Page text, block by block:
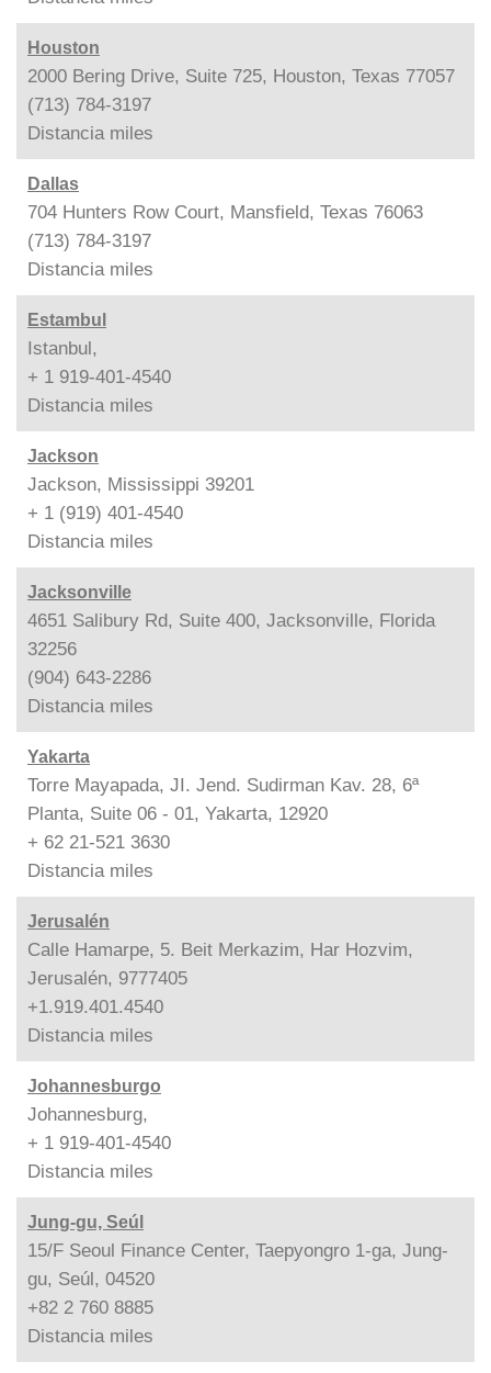
Houston
2000 Bering Drive, Suite 725, Houston, Texas 77057
(713) 784-3197
Distancia miles
Dallas
704 Hunters Row Court, Mansfield, Texas 76063
(713) 784-3197
Distancia miles
Estambul
Istanbul,
+ 1 919-401-4540
Distancia miles
Jackson
Jackson, Mississippi 39201
+ 1 (919) 401-4540
Distancia miles
Jacksonville
4651 Salibury Rd, Suite 400, Jacksonville, Florida
32256
(904) 643-2286
Distancia miles
Yakarta
Torre Mayapada, JI. Jend. Sudirman Kav. 28, 6ª
Planta, Suite 06 - 01, Yakarta, 12920
+ 62 21-521 3630
Distancia miles
Jerusalén
Calle Hamarpe, 5. Beit Merkazim, Har Hozvim,
Jerusalén, 9777405
+1.919.401.4540
Distancia miles
Johannesburgo
Johannesburg,
+ 1 919-401-4540
Distancia miles
Jung-gu, Seúl
15/F Seoul Finance Center, Taepyongro 1-ga, Jung-
gu, Seúl, 04520
+82 2 760 8885
Distancia miles